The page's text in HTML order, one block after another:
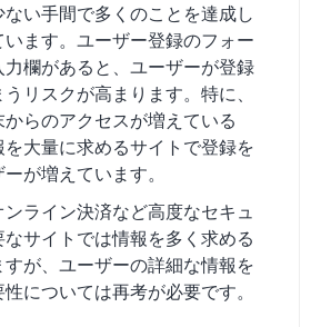
い手間で多くのことを達成し
います。ユーザー登録のフォー
力欄があると、ユーザーが登録
リスクが高まります。特に、
らのアクセスが増えている
大量に求めるサイトで登録を
が増えています。
ンライン決済など高度なセキュ
なサイトでは情報を多く求める
すが、ユーザーの詳細な情報を
については再考が必要です。